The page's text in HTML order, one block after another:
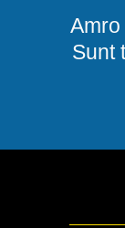
Sunt